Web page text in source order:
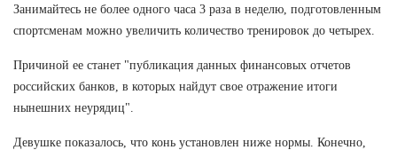
Занимайтесь не более одного часа 3 раза в неделю, подготовленным
спортсменам можно увеличить количество тренировок до четырех.
Причиной ее станет "публикация данных финансовых отчетов
российских банков, в которых найдут свое отражение итоги
нынешних неурядиц".
Девушке показалось, что конь установлен ниже нормы. Конечно,